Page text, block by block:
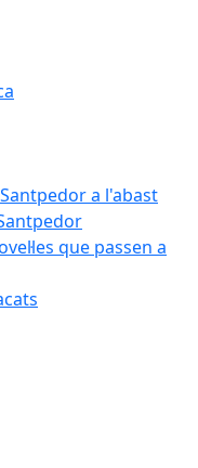
Santpedor a l'abast
que passen a